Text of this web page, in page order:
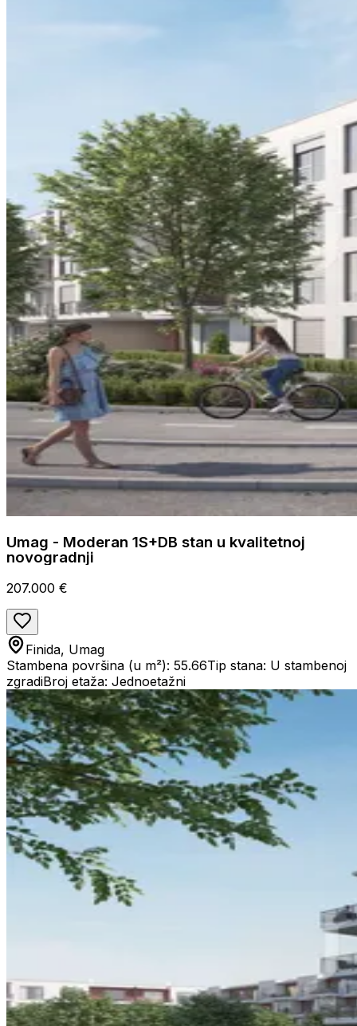
Umag - Moderan 1S+DB stan u kvalitetnoj
novogradnji
207.000 €
Finida, Umag
Stambena površina (u m²): 55.66Tip stana: U stambenoj
zgradiBroj etaža: Jednoetažni